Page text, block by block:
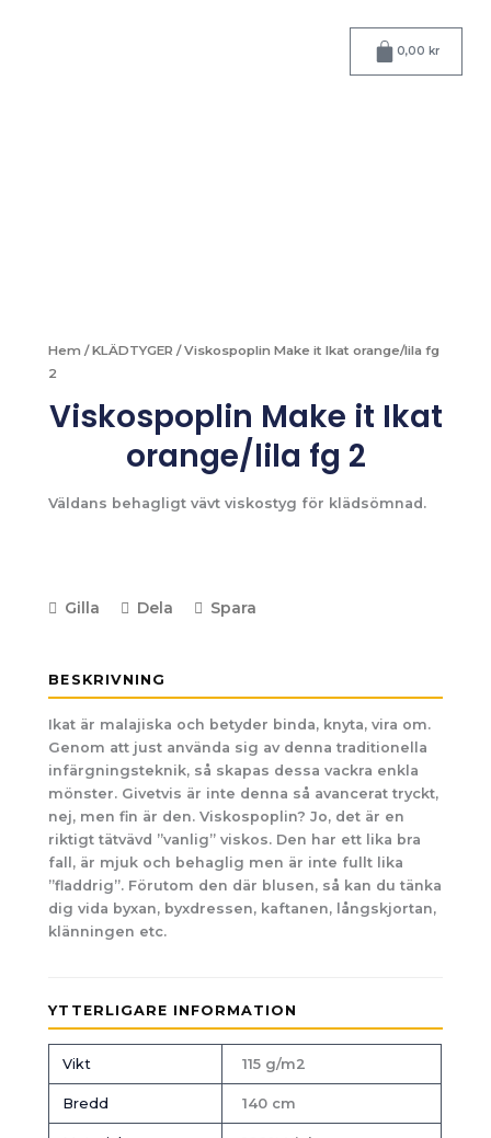
0,00 kr
Varukorg
Hem /KLÄDTYGER / Viskospoplin Make it Ikat orange/lila fg
2
Viskospoplin Make it Ikat
orange/lila fg 2
Väldans behagligt vävt viskostyg för klädsömnad.
Gilla Dela Spara
BESKRIVNING
Ikat är malajiska och betyder binda, knyta, vira om.
Genom att just använda sig av denna traditionella
infärgningsteknik, så skapas dessa vackra enkla
mönster. Givetvis är inte denna så avancerat tryckt,
nej, men fin är den. Viskospoplin? Jo, det är en
riktigt tätvävd ”vanlig” viskos. Den har ett lika bra
fall, är mjuk och behaglig men är inte fullt lika
”fladdrig”. Förutom den där blusen, så kan du tänka
dig vida byxan, byxdressen, kaftanen, långskjortan,
klänningen etc.
YTTERLIGARE INFORMATION
Vikt 115 g/m2
Bredd 140 cm